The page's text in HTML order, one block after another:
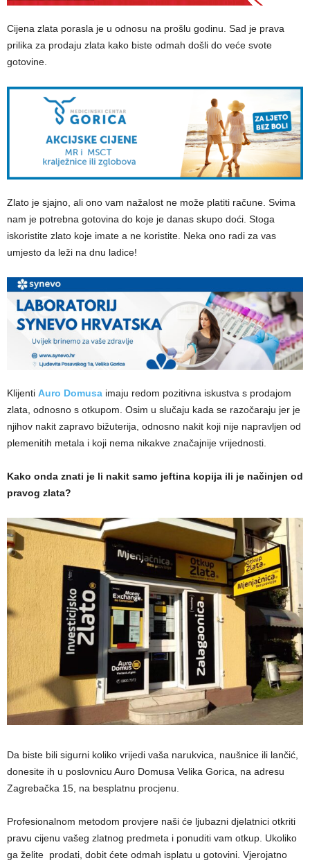
Cijena zlata porasla je u odnosu na prošlu godinu. Sad je prava
prilika za prodaju zlata kako biste odmah došli do veće svote
gotovine.
Zlato je sjajno, ali ono vam nažalost ne može platiti račune. Svima
nam je potrebna gotovina do koje je danas skupo doći. Stoga
iskoristite zlato koje imate a ne koristite. Neka ono radi za vas
umjesto da leži na dnu ladice!
Klijenti Auro Domusa imaju redom pozitivna iskustva s prodajom
zlata, odnosno s otkupom. Osim u slučaju kada se razočaraju jer je
njihov nakit zapravo bižuterija, odnosno nakit koji nije napravljen od
plemenitih metala i koji nema nikakve značajnije vrijednosti.
Kako onda znati je li nakit samo jeftina kopija ili je načinjen od
pravog zlata?
Da biste bili sigurni koliko vrijedi vaša narukvica, naušnice ili lančić,
donesite ih u poslovnicu Auro Domusa Velika Gorica, na adresu
Zagrebačka 15, na besplatnu procjenu.
Profesionalnom metodom provjere naši će ljubazni djelatnici otkriti
pravu cijenu vašeg zlatnog predmeta i ponuditi vam otkup. Ukoliko
ga želite prodati, dobit ćete odmah isplatu u gotovini. Vjerojatno